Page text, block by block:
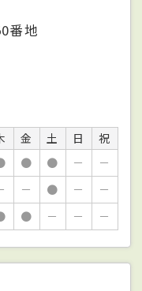
番地
金 土 日
祝
● ● －
－
－ ● －
－
● － － －